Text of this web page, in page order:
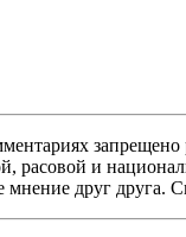
расовой и
мнение друг друга.